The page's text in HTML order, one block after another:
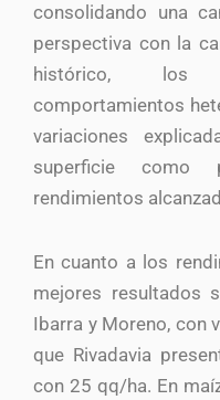
consolidando una
perspectiva con la
histórico, los
comportamientos
variaciones
superficie
rendimientos
En cuanto a los
mejores resultados
Ibarra y Moreno, con
que Rivadavia
con 25 qq/ha. En